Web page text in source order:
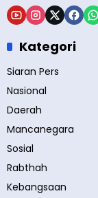
Kategori
Siaran Pers
Nasional
Daerah
Mancanegara
Sosial
Rabthah
Kebangsaan